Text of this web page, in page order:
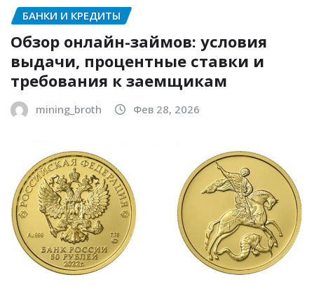
БАНКИ И КРЕДИТЫ
Обзор онлайн-займов: условия
выдачи, процентные ставки и
требования к заемщикам
mining_broth Фев 28, 2026